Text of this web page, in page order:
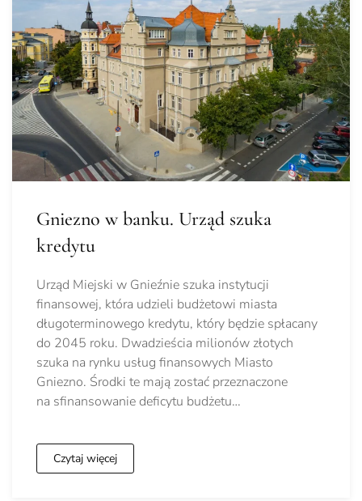
Gniezno w banku. Urząd szuka
kredytu
Urząd Miejski w Gnieźnie szuka instytucji
finansowej, która udzieli budżetowi miasta
długoterminowego kredytu, który będzie spłacany
do 2045 roku. Dwadzieścia milionów złotych
szuka na rynku usług finansowych Miasto
Gniezno. Środki te mają zostać przeznaczone
na sfinansowanie deficytu budżetu…
Czytaj więcej